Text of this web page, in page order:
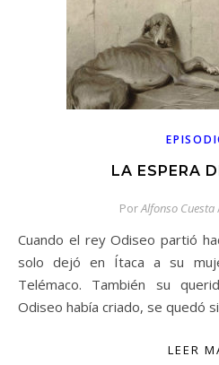
LA ESPERA
PorAlfonso Cuesta
Cuando el rey Odiseo partió hacia la Guerra de Troya, no
solo dejó en Ítaca a su
Telémaco. También su
Odiseo había criado, se quedó
LEER